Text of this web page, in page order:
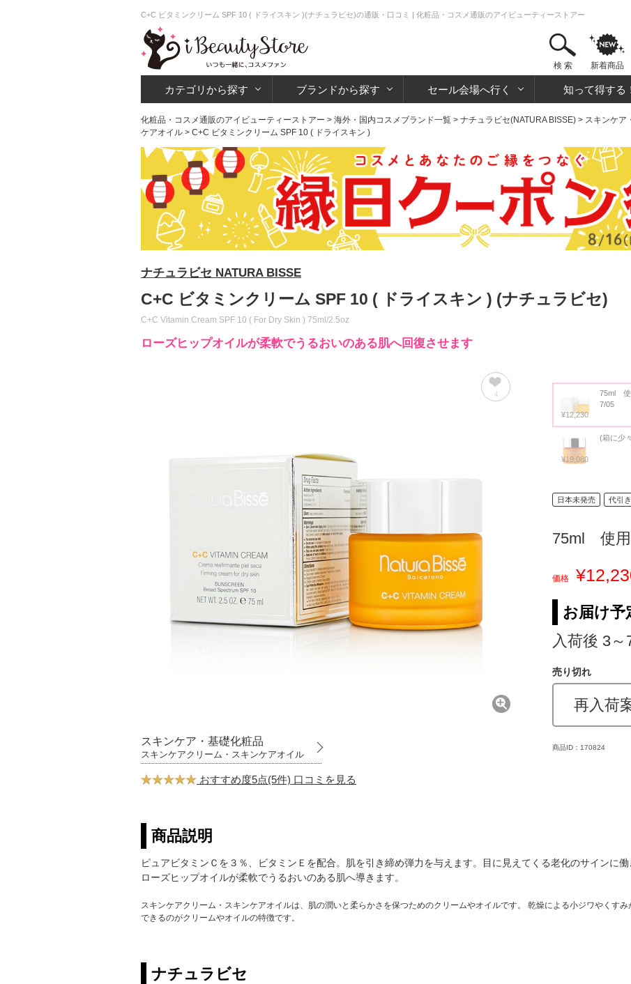
C+C ビタミンクリーム SPF 10 ( ドライスキン )(ナチュラビセ)の通販・口コミ | 化粧品・コスメ通販のアイビューティーストアー
検 索 新着商品
カテゴリから探す ブランドから探す セール会場へ行く 知って得する
化粧品・コスメ通販のアイビューティーストアー > 海外・国内コスメブランド一覧 > ナチュラビセ(NATURA BISSE) > スキンケア
ケアオイル > C+C ビタミンクリーム SPF 10 ( ドライスキン )
ナチュラビセ NATURA BISSE
C+C ビタミンクリーム SPF 10 ( ドライスキン ) (ナチュラビセ)
C+C Vitamin Cream SPF 10 ( For Dry Skin ) 75ml/2.5oz
ローズヒップオイルが柔軟でうるおいのある肌へ回復させます
4
スキンケア・基礎化粧品
スキンケアクリーム・スキンケアオイル
おすすめ度5点(5件) 口コミを見る
¥12,230
75ml 使
7/05
¥19,080
(箱に少
日本未発売 代引
75ml 使用
価格
お届け予
入荷後 3～
売り切れ
再入荷
商品ID：170824
商品説明
ピュアビタミンＣを３％、ビタミンＥを配合。肌を引き締め弾力を与えます。目に見えてくる老化のサインに働
ローズヒップオイルが柔軟でうるおいのある肌へ導きます。
スキンケアクリーム・スキンケアオイルは、肌の潤いと柔らかさを保つためのクリームやオイルです。 乾燥による小ジワやくす
できるのがクリームやオイルの特徴です。
ナチュラビセ